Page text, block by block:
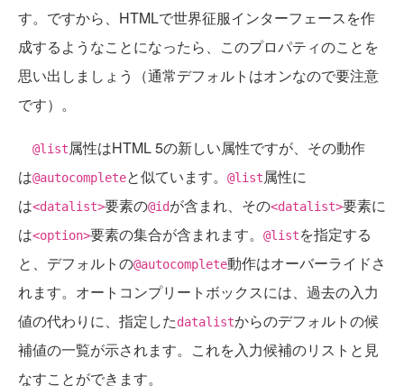
す。ですから、HTMLで世界征服インターフェースを作
成するようなことになったら、このプロパティのことを
思い出しましょう（通常デフォルトはオンなので要注意
です）。
@list属性はHTML 5の新しい属性ですが、その動作
は@autocompleteと似ています。 @list属性に
は<datalist>要素の@idが含まれ、その<datalist>要素に
は<option>要素の集合が含まれます。 @listを指定する
と、デフォルトの@autocomplete動作はオーバーライドさ
れます。オートコンプリートボックスには、過去の入力
値の代わりに、指定したdatalistからのデフォルトの候
補値の一覧が示されます。これを入力候補のリストと見
なすことができます。